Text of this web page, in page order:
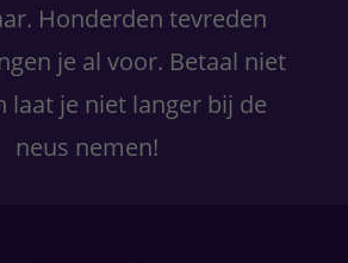
Honderden tevreden
je al voor. Betaal niet
laat je niet langer bij de
neus nemen!